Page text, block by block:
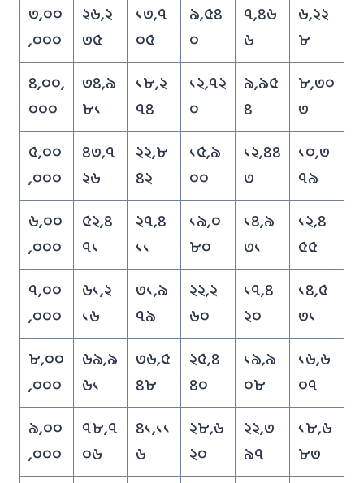
৩,০০
,০০০
২৬,২
৩৫
১৩,৭
০৫
৯,৫৪
০
৭,৪৬
৬
৬,২২
৮
৪,০০,
০০০
৩৪,৯
৮১
১৮,২
৭৪
১২,৭২
০
৯,৯৫
৪
৮,৩০
৩
৫,০০
,০০০
৪৩,৭
২৬
২২,৮
৪২
১৫,৯
০০
১২,৪৪
৩
১০,৩
৭৯
৬,০০
,০০০
৫২,৪
৭১
২৭,৪
১১
১৯,০
৮০
১৪,৯
৩১
১২,৪
৫৫
৭,০০
,০০০
৬১,২
১৬
৩১,৯
৭৯
২২,২
৬০
১৭,৪
২০
১৪,৫
৩১
৮,০০
,০০০
৬৯,৯
৬১
৩৬,৫
৪৮
২৫,৪
৪০
১৯,৯
০৮
১৬,৬
০৭
৯,০০
,০০০
৭৮,৭
০৬
৪১,১১
৬
২৮,৬
২০
২২,৩
৯৭
১৮,৬
৮৩